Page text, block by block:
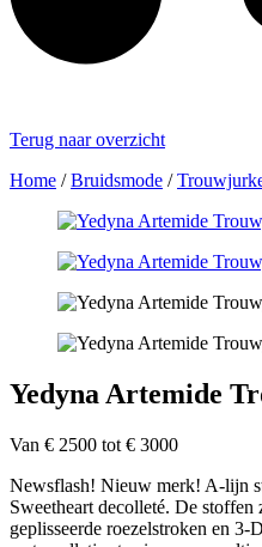
Terug naar overzicht
Home /Bruidsmode /
Yedyna Artemide
Van € 2500 tot € 3000
Newsflash! Nieuw merk! A-lijn
Sweetheart decolleté. De
geplisseerde roezelstroken en 3-